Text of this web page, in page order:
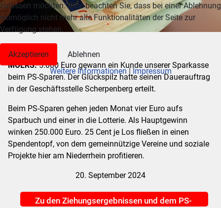
MOERS.5.000 Euro gewann ein Kunde unserer Sparkasse
beim PS-Sparen. Der Glückspilz hatte seinen Dauerauftrag
in der Geschäftsstelle Scherpenberg erteilt.
Beim PS-Sparen gehen jeden Monat vier Euro aufs
Sparbuch und einer in die Lotterie. Als Hauptgewinn
winken 250.000 Euro. 25 Cent je Los fließen in einen
Spendentopf, von dem gemeinnützige Vereine und soziale
Projekte hier am Niederrhein profitieren.
20. September 2024
Zu den Ziehungsergebnissen und dem PS-
zulassen möchten. Bitte beachten Sie, dass bei einer Ablehnung
womöglich nicht mehr alle Funktionalitäten der Seite zur
Verfügung stehen.
Akzeptieren
Ablehnen
Weitere Informationen|Impressum